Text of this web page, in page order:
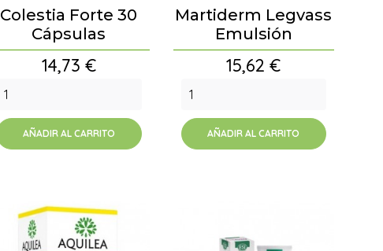
Colestia Forte 30
Cápsulas
Precio
14,73 €
AÑADIR AL CARRITO
Martiderm Legvass
Emulsión
Precio
15,62 €
AÑADIR AL CARRITO